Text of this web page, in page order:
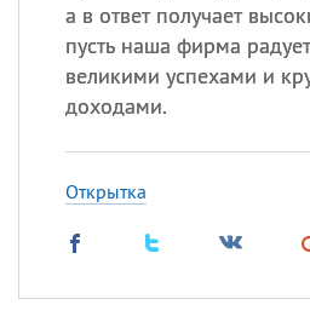
а в ответ получает
пусть наша фирма
великими успехами и
доходами.
Открытка